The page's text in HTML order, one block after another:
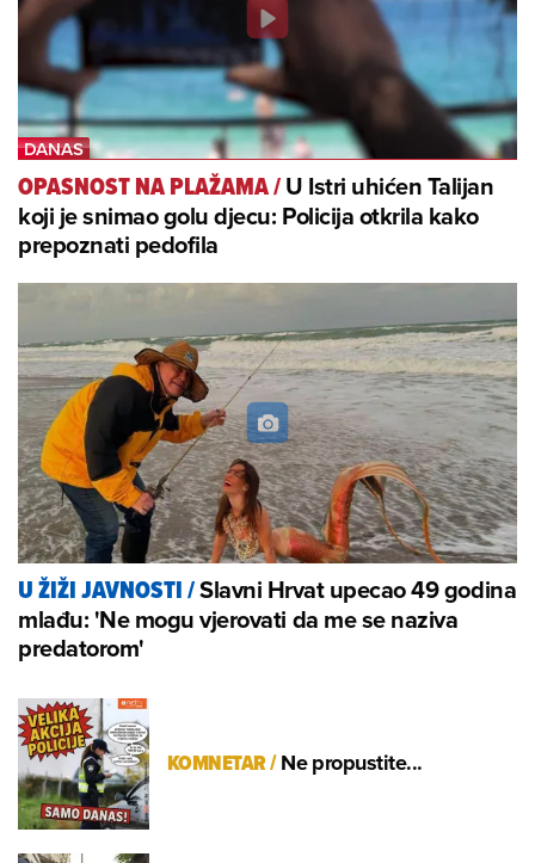
OPASNOST NA PLAŽAMA/U Istri uhićen Talijan
koji je snimao golu djecu: Policija otkrila kako
prepoznati pedofila
U ŽIŽI JAVNOSTI/Slavni Hrvat upecao 49 godina
mlađu: 'Ne mogu vjerovati da me se naziva
predatorom'
KOMNETAR/Ne propustite...